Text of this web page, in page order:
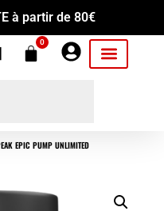
à partir de 80€
0
EPIC PUMP UNLIMITED